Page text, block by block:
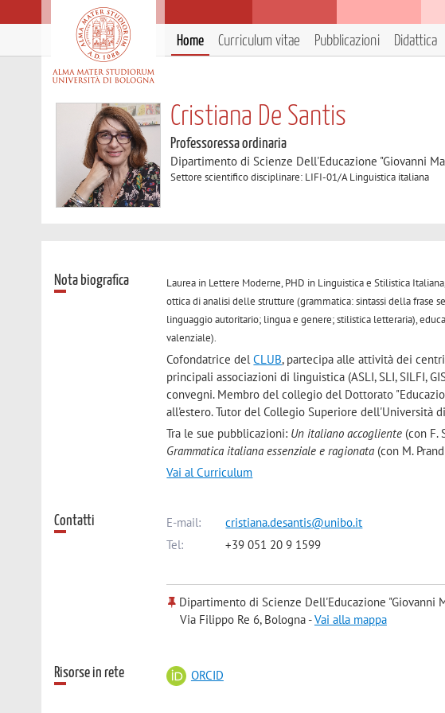
Home Curriculum vitae Pubblicazioni Didattica
Cristiana De Santis
Professoressa ordinaria
Dipartimento di Scienze Dell'Educazione "Giovanni
Settore scientifico disciplinare: LIFI-01/A Linguistica italiana
Nota biografica
Laurea in Lettere Moderne, PHD in Linguistica e Stilistica
ottica di analisi delle strutture (grammatica: sintassi della frase
linguaggio autoritario; lingua e genere; stilistica letteraria),
valenziale).
Cofondatrice delCLUB, partecipa alle attività dei centri
principali associazioni di linguistica (ASLI, SLI, SILFI,
convegni. Membro del collegio del Dottorato
all'estero. Tutor del Collegio Superiore dell'Università
Tra le sue pubblicazioni: Un italiano accogliente (con F.
Grammatica italiana essenziale e ragionata (con M.
Vai al Curriculum
Contatti E-mail:
cristiana.desantis@unibo.it
Tel:
+39 051 20 9 1599
Dipartimento di Scienze Dell'Educazione "Giovanni
Via Filippo Re 6, Bologna -Vai alla mappa
Risorse in rete ORCID